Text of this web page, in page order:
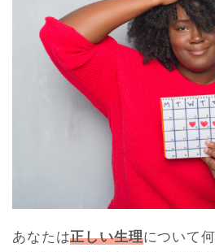
あなたは正しい生理について